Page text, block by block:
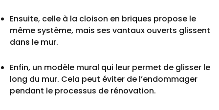
Ensuite, celle à la cloison en briques propose le
même système, mais ses vantaux ouverts glissent
dans le mur.
Enfin, un modèle mural qui leur permet de glisser le
long du mur. Cela peut éviter de l’endommager
pendant le processus de rénovation.